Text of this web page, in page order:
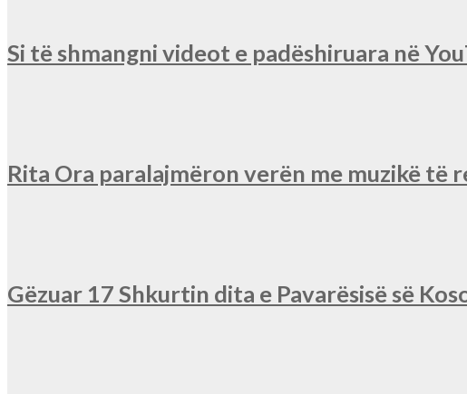
Si të shmangni videot e padëshiruara në
Rita Ora paralajmëron verën me muzikë të
Gëzuar 17 Shkurtin dita e Pavarësisë së